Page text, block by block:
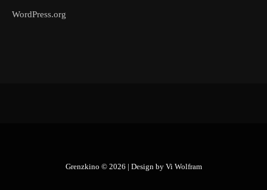
WordPress.org
Grenzkino © 2026 | Design by Vi Wolfram